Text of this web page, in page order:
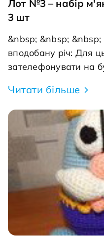
Лот №3 – набір
3 шт
&nbsp; &nbsp; &nbsp; Як можна придбати
вподобану річ: Для
зателефонувати на
(050) 255-20-11 -
на електрону
вказати номер лота
тільки після цього
уникнути випадків
декількома
за рахунок
благодійний
але з великою
Читати більше